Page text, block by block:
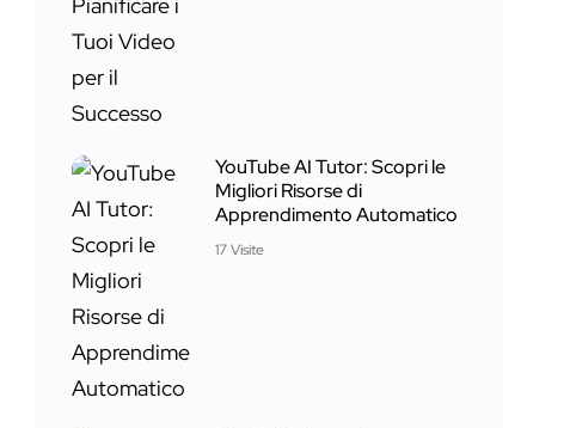
YouTube AI Tutor: Scopri le
Migliori Risorse di
Apprendimento Automatico
17 Visite